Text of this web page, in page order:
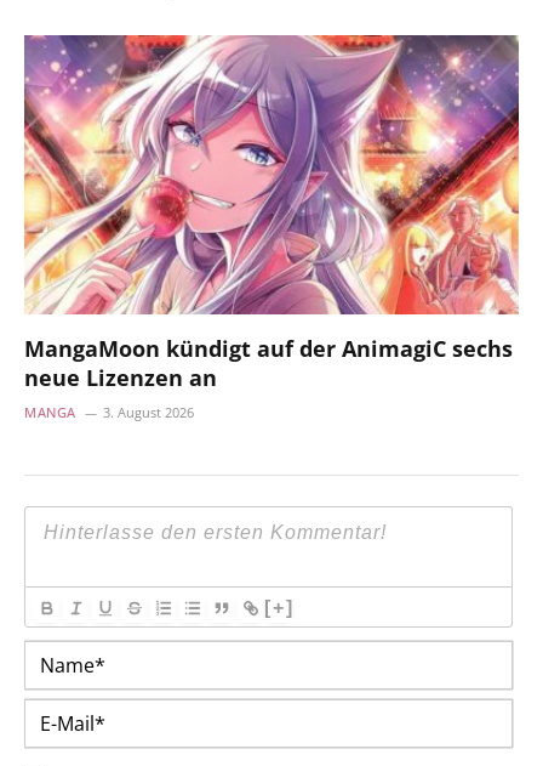
MangaMoon kündigt auf der AnimagiC sechs
neue Lizenzen an
MANGA 3. August 2026
[+]